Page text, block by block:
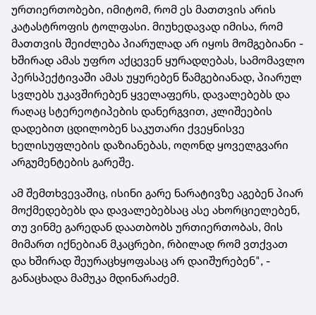
ურთიერთობები, იმიტომ, რომ ეს მათთვის არის
კატასტროფის ტოლფასი. მიუხედავად იმისა, რომ
მათთვის შეიძლება პიარულად არ იყოს მომგებიანი -
ხშირად ამას უფრო აქცევენ ყურადღებას, სამომავლო
პერსპექტივაში ამას უყურებენ წამგებიანად, პიარულ
სვლებს უკავშირებენ ყველაფერს, დავალებებს და
რაღაც სტერეოტიპების დანერგვით, კლიშეების
დადებით ცდილობენ საკუთარი ქვეყნისვე
ხელისუფლების დაზიანებას, ოღონდ ყოველგვარი
არგუმენტების გარეშე.
ამ შემთხვევაშიც, ისინი გარე ნარატივზე აგებენ პიარ
მოქმედებებს და დავალებებსაც ასე ახორციელებენ,
თუ ვინმე გარედან დაათბობს ურთიერთობას, მის
მიმართ იქნებიან მკაცრები, რბილად რომ ვთქვათ
და ხშირად შეურაცხყოფასაც არ დაიშურებენ", -
განაცხადა მამუკა მდინარაძემ.